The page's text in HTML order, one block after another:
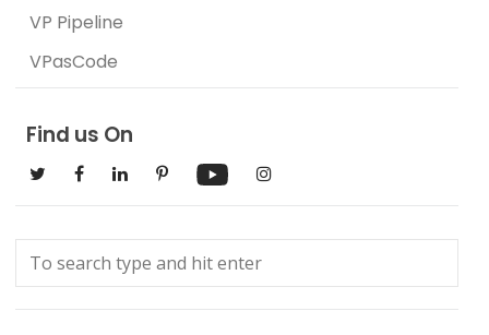
VP Pipeline
VPasCode
Find us On